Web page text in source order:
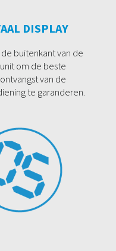
DISPLAY
de buitenkant van de
om de beste
van de
te garanderen.